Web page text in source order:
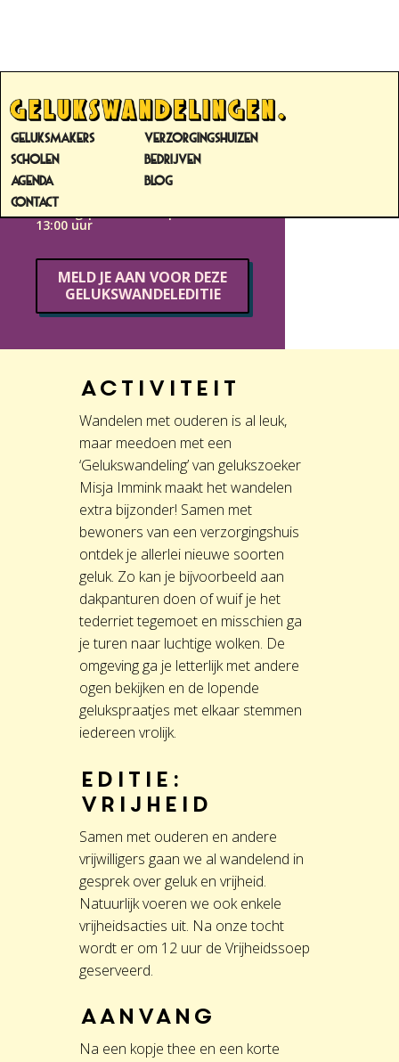
GELUKSMAKERS
VERZORGINGSHUIZEN
SCHOLEN
BEDRIJVEN
AGENDA
BLOG
CONTACT
VRIJHEIDSWANDELING
OCHTENDEDITIE
Laurens Delfshaven |
Mathenesserlaan 500 |3023 HL |
Rotterdam
zondag | 5 mei 2024 | 10:00 -
13:00 uur
MELD JE AAN VOOR DEZE
GELUKSWANDELEDITIE
Activiteit
Wandelen met ouderen is al leuk,
maar meedoen met een
‘Gelukswandeling’ van gelukszoeker
Misja Immink maakt het wandelen
extra bijzonder! Samen met
bewoners van een verzorgingshuis
ontdek je allerlei nieuwe soorten
geluk. Zo kan je bijvoorbeeld aan
dakpanturen doen of wuif je het
tederriet tegemoet en misschien ga
je turen naar luchtige wolken. De
omgeving ga je letterlijk met andere
ogen bekijken en de lopende
gelukspraatjes met elkaar stemmen
iedereen vrolijk.
Editie:
Vrijheid
Samen met ouderen en andere
vrijwilligers gaan we al wandelend in
gesprek over geluk en vrijheid.
Natuurlijk voeren we ook enkele
vrijheidsacties uit. Na onze tocht
wordt er om 12 uur de Vrijheidssoep
geserveerd.
Aanvang
Na een kopje thee en een korte